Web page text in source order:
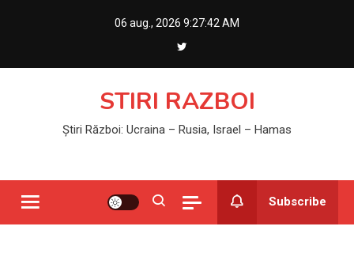
06 aug., 2026 9:27:42 AM
STIRI RAZBOI
Știri Război: Ucraina – Rusia, Israel – Hamas
Subscribe